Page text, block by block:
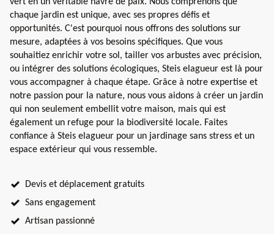
chaque jardin est unique, avec ses propres défis et
opportunités. C'est pourquoi nous offrons des solutions sur
mesure, adaptées à vos besoins spécifiques. Que vous
souhaitiez enrichir votre sol, tailler vos arbustes avec précision,
ou intégrer des solutions écologiques, Steis elagueur est là pour
vous accompagner à chaque étape. Grâce à notre expertise et
notre passion pour la nature, nous vous aidons à créer un jardin
qui non seulement embellit votre maison, mais qui est
également un refuge pour la biodiversité locale. Faites
confiance à Steis elagueur pour un jardinage sans stress et un
espace extérieur qui vous ressemble.
Devis et déplacement gratuits
Sans engagement
Artisan passionné